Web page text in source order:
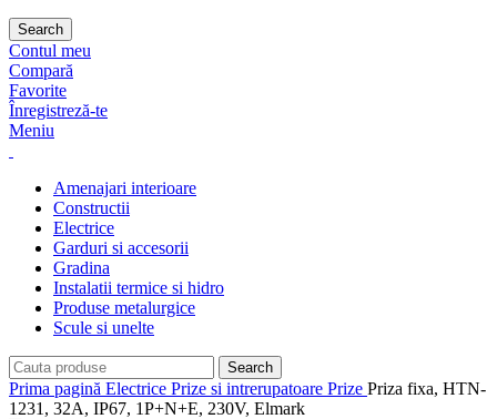
Search
Contul meu
Compară
Favorite
Înregistreză-te
Meniu
Amenajari interioare
Constructii
Electrice
Garduri si accesorii
Gradina
Instalatii termice si hidro
Produse metalurgice
Scule si unelte
Search
Prima pagină Electrice Prize si intrerupatoare Prize Priza fixa, HTN-
1231, 32A, IP67, 1P+N+E, 230V, Elmark